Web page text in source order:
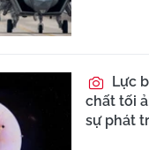
Lực
chất tối
sự phát